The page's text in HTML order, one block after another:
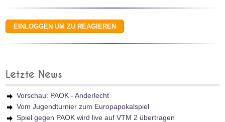
Letzte News
Vorschau: PAOK - Anderlecht
Vom Jugendturnier zum Europapokalspiel
Spiel gegen PAOK wird live auf VTM 2 übertragen